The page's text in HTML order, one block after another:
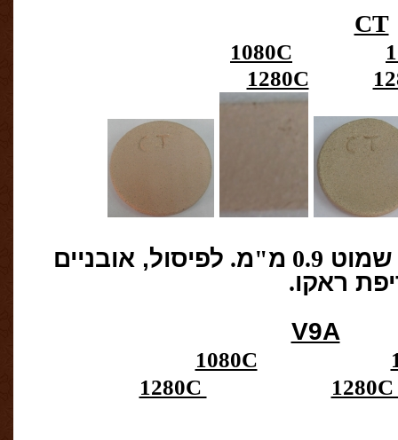
CT
1080C
1280C
שמוט 0.9 מ"מ. לפיסול, אובניים
ראקו.
V9A
1080C
1280C
1280C